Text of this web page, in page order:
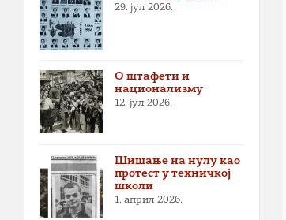
29. јул 2026.
О штафети и
национализму
12. јул 2026.
Шишање на нулу као
протест у техничкој
школи
1. април 2026.